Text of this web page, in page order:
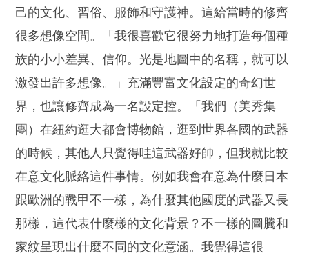
己的文化、習俗、服飾和守護神。這給當時的修齊
很多想像空間。「我很喜歡它很努力地打造每個種
族的小小差異、信仰。光是地圖中的名稱，就可以
激發出許多想像。」充滿豐富文化設定的奇幻世
界，也讓修齊成為一名設定控。「我們（美秀集
團）在紐約逛大都會博物館，逛到世界各國的武器
的時候，其他人只覺得哇這武器好帥，但我就比較
在意文化脈絡這件事情。例如我會在意為什麼日本
跟歐洲的戰甲不一樣，為什麼其他國度的武器又長
那樣，這代表什麼樣的文化背景？不一樣的圖騰和
家紋呈現出什麼不同的文化意涵。我覺得這很